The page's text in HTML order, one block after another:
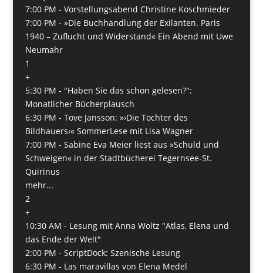
7:00 PM - Vorstellungsabend Christine Koschmieder
7:00 PM - »Die Buchhandlung der Exilanten. Paris
1940 – Zuflucht und Widerstand« Ein Abend mit Uwe
Neumahr
1
+
5:30 PM - "Haben Sie das schon gelesen?":
Monatlicher Bücherplausch
6:30 PM - Tove Jansson: »›Die Tochter des
Bildhauers‹« SommerLese mit Lisa Wagner
7:00 PM - Sabine Eva Meier liest aus »Schuld und
Schweigen« in der Stadtbücherei Tegernsee-St.
Quirinus
mehr...
2
+
10:30 AM - Lesung mit Anna Woltz "Atlas, Elena und
das Ende der Welt"
2:00 PM - ScriptDock: Szenische Lesung
6:30 PM - Las maravillas von Elena Medel